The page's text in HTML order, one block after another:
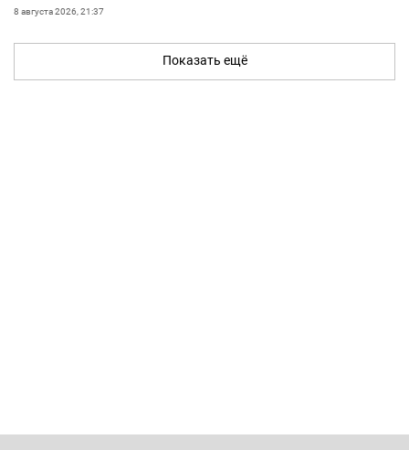
8 августа 2026, 21:37
Показать ещё